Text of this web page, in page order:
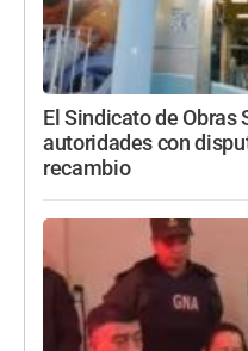
El Sindicato de Obras
autoridades con
recambio